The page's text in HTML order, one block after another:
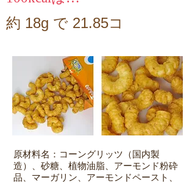
約 18g で 21.85コ
原材料名：コーングリッツ（国内製
造）、砂糖、植物油脂、アーモンド粉砕
品、マーガリン、アーモンドペースト、